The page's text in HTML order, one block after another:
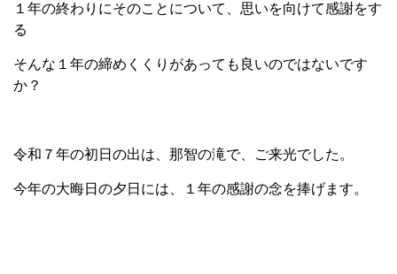
１年の終わりにそのことについて、思いを向けて感謝をす
る
そんな１年の締めくくりがあっても良いのではないです
か？
令和７年の初日の出は、那智の滝で、ご来光でした。
今年の大晦日の夕日には、１年の感謝の念を捧げます。